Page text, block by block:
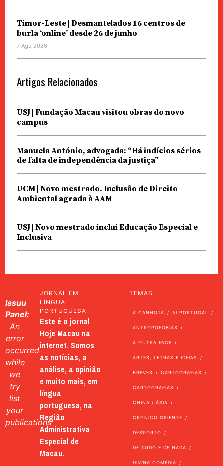
Timor-Leste | Desmantelados 16 centros de
burla ‘online’ desde 26 de junho
7 Ago 2026
Artigos Relacionados
USJ | Fundação Macau visitou obras do novo
campus
Manuela António, advogada: “Há indícios sérios
de falta de independência da justiça”
UCM | Novo mestrado. Inclusão de Direito
Ambiental agrada à AAM
USJ | Novo mestrado inclui Educação Especial e
Inclusiva
Issuu
Panel:
An
error
occurred
while
we
try
list
your
publications
JORNAL EM
LÍNGUA
PORTUGUESA
Este é o jornal
Hoje Macau na
internet. Somos
as notícias, a
análise, a opinião
e muito mais, em
língua
portuguesa, na
Região
Administrativa
Especial de
Macau.
TEMAS
A CANHOTA AI PORTUGAL
ANTROPOFOBIAS
A OUTRA FACE
ARTES, LETRAS E IDEIAS
BREVES CARTOGRAFIAS
CARTOGRAFIAS
CHINA / ÁSIA
CRÓNICO ORIENTE
DESPORTO
DE TUDO E DE NADA
DIVINA COMÉDIA